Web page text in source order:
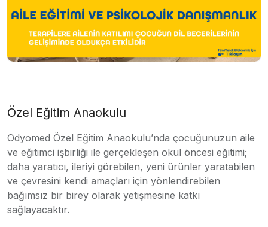
Özel Eğitim Anaokulu
Odyomed Özel Eğitim Anaokulu’nda çocuğunuzun aile
ve eğitimci işbirliği ile gerçekleşen okul öncesi eğitimi;
daha yaratıcı, ileriyi görebilen, yeni ürünler yaratabilen
ve çevresini kendi amaçları için yönlendirebilen
bağımsız bir birey olarak yetişmesine katkı
sağlayacaktır.